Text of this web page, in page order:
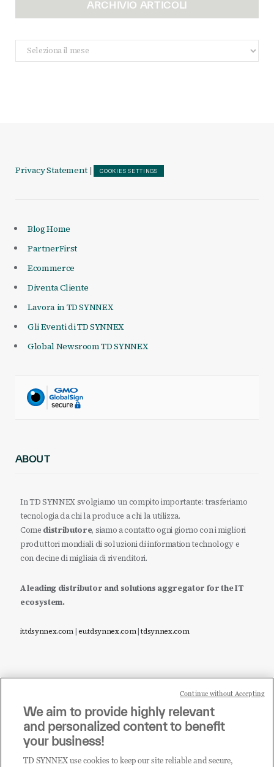
ARCHIVIO ARTICOLI
Archivio
Articoli
Privacy Statement | COOKIES SETTINGS
Blog Home
PartnerFirst
Ecommerce
Diventa Cliente
Lavora in TD SYNNEX
Gli Eventi di TD SYNNEX
Global Newsroom TD SYNNEX
ABOUT
In TD SYNNEX svolgiamo un compito importante: trasferiamo
tecnologia da chi la produce a chi la utilizza.
Come distributore, siamo a contatto ogni giorno con i migliori
produttori mondiali di soluzioni di information technology e
con decine di migliaia di rivenditori.
A leading distributor and solutions aggregator for the IT
ecosystem.
it.tdsynnex.com|eu.tdsynnex.com|tdsynnex.com
Sei un rivenditore di tecnologia e desideri acquistare
i prodotti o le soluzioni trattate sul blog?
CLICCA QUI E DIVENTA
CLIENTE TD SYNNEX
We aim to provide highly relevant
and personalized content to benefit
your business!
TD SYNNEX use cookies to keep our site reliable and secure,
Continue without Accepting